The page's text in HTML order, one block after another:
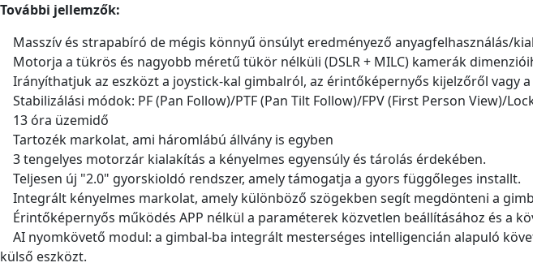
További jellemzők:
Masszív és strapabíró de mégis könnyű önsúlyt eredményező anyagfelhasználás/
Motorja a tükrös és nagyobb méretű tükör nélküli (DSLR + MILC) kamerák
Irányíthatjuk az eszközt a joystick-kal gimbalról, az érintőképernyős kijelzőről vagy
Stabilizálási módok: PF (Pan Follow)/PTF (Pan Tilt Follow)/FPV (First Person View)/
13 óra üzemidő
Tartozék markolat, ami háromlábú állvány is egyben
3 tengelyes motorzár kialakítás a kényelmes egyensúly és tárolás érdekében.
Teljesen új "2.0" gyorskioldó rendszer, amely támogatja a gyors függőleges installt.
Integrált kényelmes markolat, amely különböző szögekben segít megdönteni a
Érintőképernyős működés APP nélkül a paraméterek közvetlen beállításához és a
AI nyomkövető modul: a gimbal-ba integrált mesterséges intelligencián alapuló
külső eszközt.